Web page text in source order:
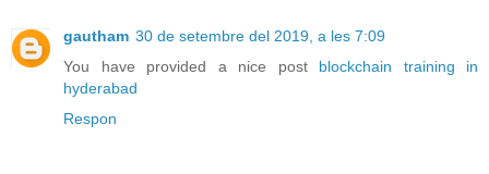
gautham 30 de setembre del 2019, a les 7:09
You have provided a nice post blockchain training in
hyderabad
Respon